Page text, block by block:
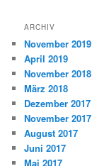
ARCHIV
November 2019
April 2019
November 2018
März 2018
Dezember 2017
November 2017
August 2017
Juni 2017
Mai 2017